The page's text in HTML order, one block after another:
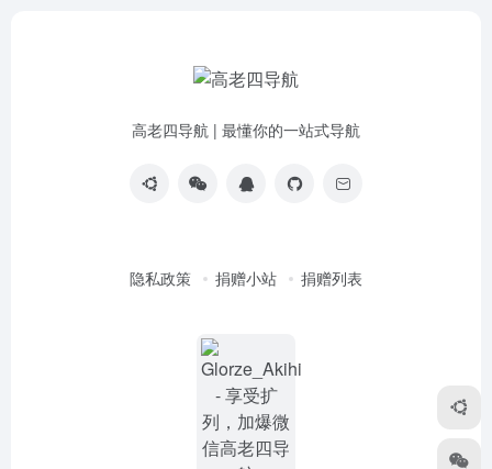
高老四导航 | 最懂你的一站式导航
隐私政策 捐赠小站 捐赠列表